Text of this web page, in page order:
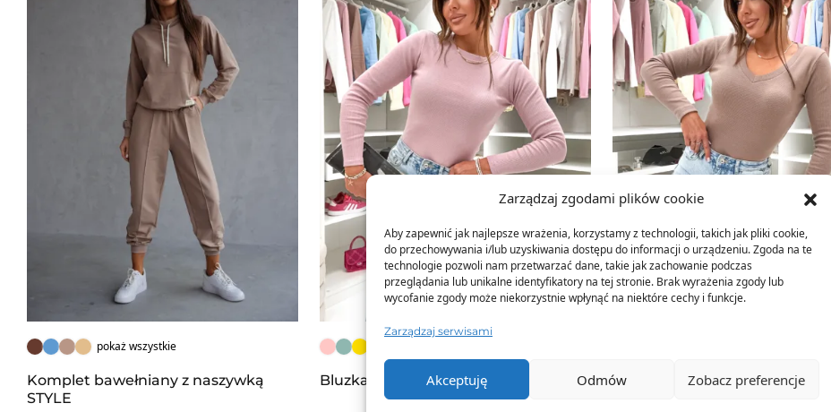
Zarządzaj zgodami plików cookie
Aby zapewnić jak najlepsze wrażenia, korzystamy z technologii, takich jak pliki cookie,
do przechowywania i/lub uzyskiwania dostępu do informacji o urządzeniu. Zgoda na te
technologie pozwoli nam przetwarzać dane, takie jak zachowanie podczas
przeglądania lub unikalne identyfikatory na tej stronie. Brak wyrażenia zgody lub
wycofanie zgody może niekorzystnie wpłynąć na niektóre cechy i funkcje.
Zarządzaj serwisami
Akceptuję Odmów Zobacz preferencje
pokaż wszystkie
Komplet bawełniany z naszywką
STYLE
Bluzka basic w prążek Bluzka basic w prążek V-neck